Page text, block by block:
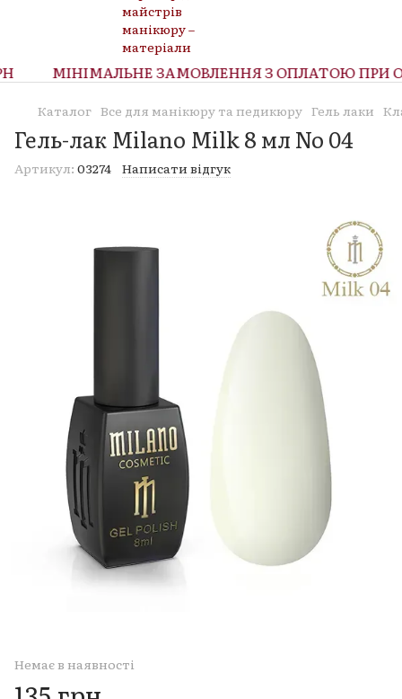
МІНІМАЛЬНЕ ЗАМОВЛЕННЯ З ОПЛАТОЮ ПРИ
Каталог Все для манікюру та педикюру Гель лаки
Гель-лак Milano Milk 8 мл No 04
Артикул: 03274 Написати відгук
Немає в наявності